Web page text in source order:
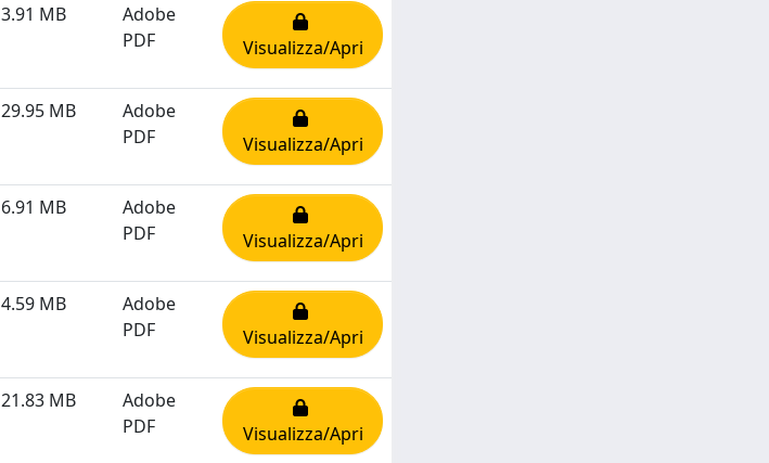
3.91 MB
Adobe
PDF
Visualizza/Apri
29.95 MB
Adobe
PDF
Visualizza/Apri
6.91 MB
Adobe
PDF
Visualizza/Apri
4.59 MB
Adobe
PDF
Visualizza/Apri
21.83 MB
Adobe
PDF
Visualizza/Apri